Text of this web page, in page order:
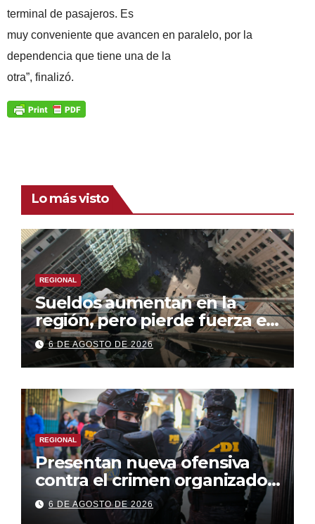
terminal de pasajeros. Es
muy conveniente que avancen en paralelo, por la
dependencia que tiene una de la
otra”, finalizó.
Lo más visto
REGIONAL
Sueldos aumentan en la
región, pero pierde fuerza el
empleo formal
6 DE AGOSTO DE 2026
REGIONAL
Presentan nueva ofensiva
contra el crimen organizado:
más control territorial,
cárceles más estrictas y
6 DE AGOSTO DE 2026